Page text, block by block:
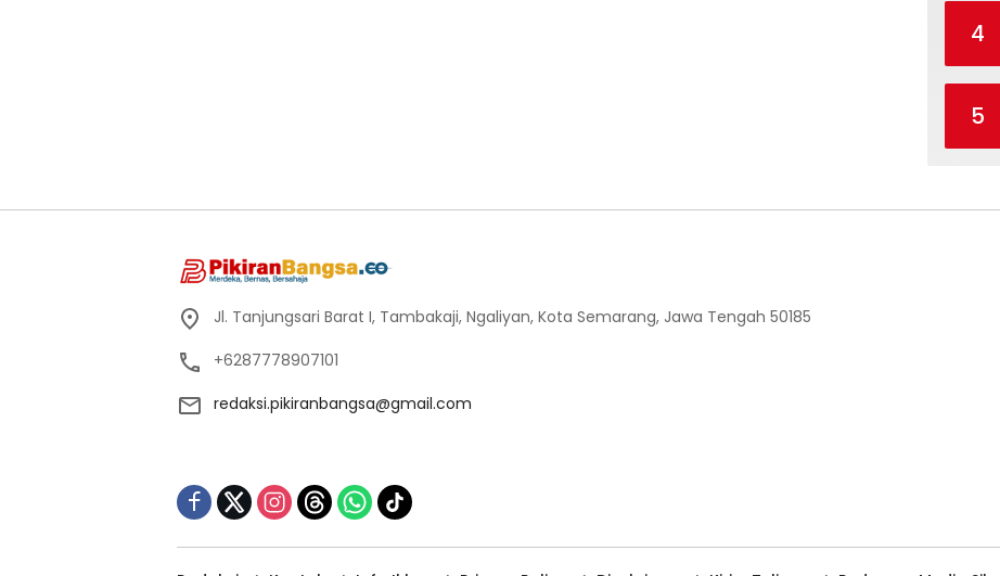
4
5
Jl. Tanjungsari Barat I, Tambakaji, Ngaliyan, Kota Semarang, Jawa Tengah 50185
+6287778907101
redaksi.pikiranbangsa@gmail.com